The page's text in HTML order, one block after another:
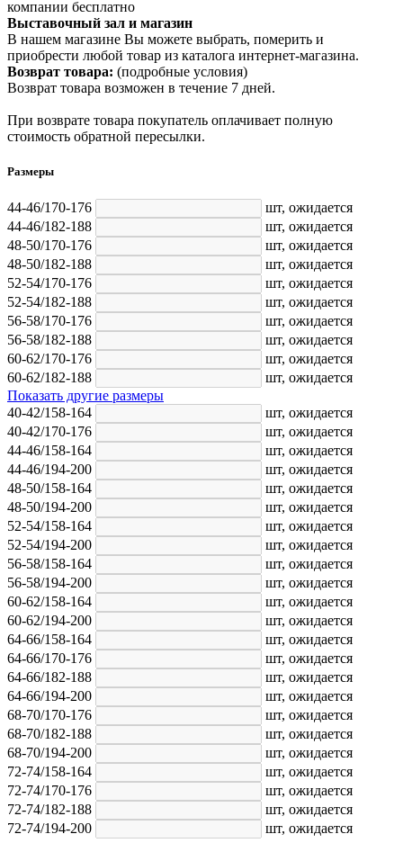
компании бесплатно
Выставочный зал и магазин
В нашем магазине Вы можете выбрать, померить и
приобрести любой товар из каталога интернет-магазина.
Возврат товара: (подробные условия)
Возврат товара возможен в течение 7 дней.
При возврате товара покупатель оплачивает полную
стоимость обратной пересылки.
Размеры
44-46/170-176 шт, ожидается
44-46/182-188
шт, ожидается
48-50/170-176
шт, ожидается
48-50/182-188
шт, ожидается
52-54/170-176
шт, ожидается
52-54/182-188
шт, ожидается
56-58/170-176
шт, ожидается
56-58/182-188
шт, ожидается
60-62/170-176
шт, ожидается
60-62/182-188
шт, ожидается
Показать другие размеры
40-42/158-164
шт, ожидается
40-42/170-176
шт, ожидается
44-46/158-164
шт, ожидается
44-46/194-200
шт, ожидается
48-50/158-164
шт, ожидается
48-50/194-200
шт, ожидается
52-54/158-164
шт, ожидается
52-54/194-200
шт, ожидается
56-58/158-164
шт, ожидается
56-58/194-200
шт, ожидается
60-62/158-164
шт, ожидается
60-62/194-200
шт, ожидается
64-66/158-164
шт, ожидается
64-66/170-176
шт, ожидается
64-66/182-188
шт, ожидается
64-66/194-200
шт, ожидается
68-70/170-176
шт, ожидается
68-70/182-188
шт, ожидается
68-70/194-200
шт, ожидается
72-74/158-164
шт, ожидается
72-74/170-176
шт, ожидается
72-74/182-188
шт, ожидается
72-74/194-200
шт, ожидается